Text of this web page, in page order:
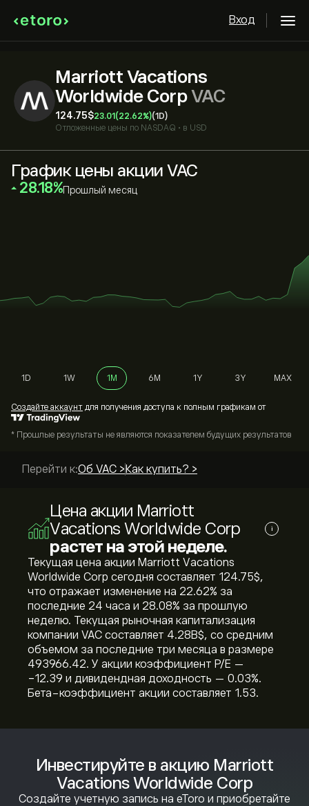
Вход
Marriott Vacations
Worldwide CorpVAC
124.75‎$‎23.01 (22.62%)(1D)
Отложенные цены по NASDAQ • в USD
Инвестируйте в акцию Marriott
Vacations Worldwide Corp
Создайте учетную запись на eToro и приобретайте
График цены акции VAC
‎28.18‎ Прошлый месяц
1D 1W 1M 6M 1Y 3Y MAX
Cоздайте аккаунт для получения доступа к полным графикам от
* Прошлые результаты не являются показателем будущих результатов
Перейти к:Об VAC > Как купить? >
Цена акции Marriott
Vacations Worldwide Corp
растет на этой неделе.
i
Текущая цена акции Marriott Vacations
Worldwide Corp сегодня составляет 124.75‎$‎,
что отражает изменение на ‎22.62‎% за
последние 24 часа и ‎28.08‎% за прошлую
неделю. Текущая рыночная капитализация
компании VAC составляет 4.28B‎$‎, со средним
объемом за последние три месяца в размере
493966.42. У акции коэффициент P/E —
-12.39 и дивидендная доходность — 0.03%.
Бета-коэффициент акции составляет 1.53.